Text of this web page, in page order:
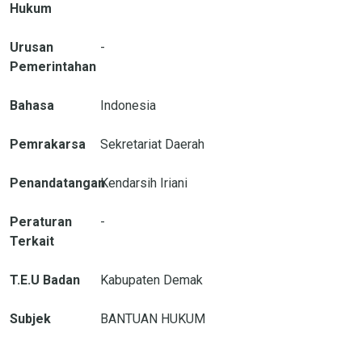
Hukum
Urusan
Pemerintahan
-
Bahasa Indonesia
Pemrakarsa Sekretariat Daerah
PenandatanganKendarsih Iriani
Peraturan
Terkait
-
T.E.U Badan Kabupaten Demak
Subjek BANTUAN HUKUM